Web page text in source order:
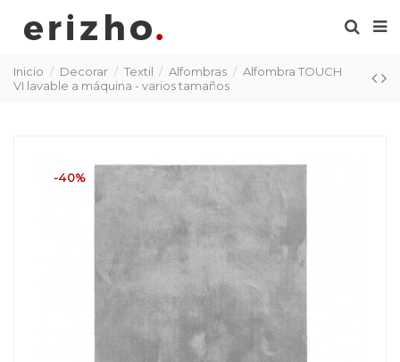
Inicio Decorar Textil Alfombras
Alfombra TOUCH
VI lavable a máquina - varios tamaños
-40%